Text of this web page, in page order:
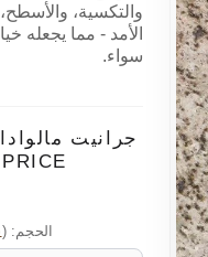
والتكسية، والأسطح،
الأمد - مما يجعله
سواء.
جرانيت
PRICE
الحجم:(